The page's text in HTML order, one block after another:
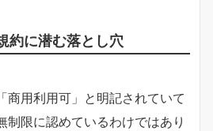
約に潜む落とし穴
商用利用可」と明記されていて
制限に認めているわけではあり